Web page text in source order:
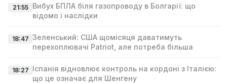
21:55
Вибух БПЛА біля газопроводу в Болгарії: що
відомо і наслідки
18:47 Зеленський: США щомісяця даватимуть
перехоплювачі Patriot, але потреба більша
18:27 Іспанія відновлює контроль на кордоні з Італією:
що це означає для Шенгену